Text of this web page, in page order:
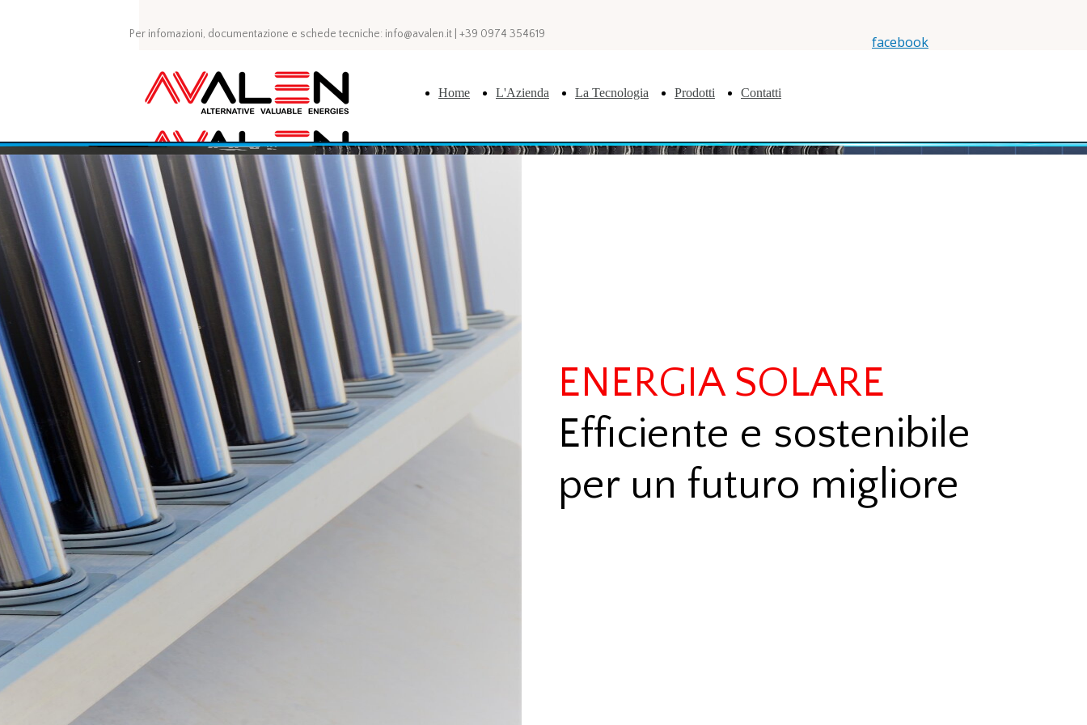
facebook
Per infomazioni, documentazione e schede tecniche: info@avalen.it | +39 0974 354619
Home L'Azienda La Tecnologia Prodotti Contatti
ENERGIA SOLARE
Efficiente e sostenibile
per un futuro migliore